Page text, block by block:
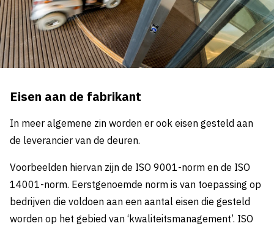
Eisen aan de fabrikant
In meer algemene zin worden er ook eisen gesteld aan
de leverancier van de deuren.
Voorbeelden hiervan zijn de ISO 9001-norm en de ISO
14001-norm. Eerstgenoemde norm is van toepassing op
bedrijven die voldoen aan een aantal eisen die gesteld
worden op het gebied van ‘kwaliteitsmanagement’. ISO